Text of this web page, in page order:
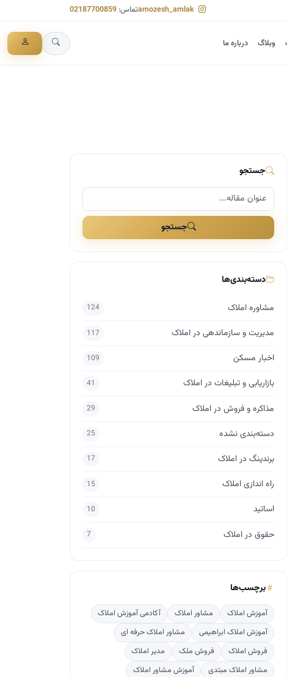
تماس: 02187700859
وبلاگ درباره ما
جستجو
جستجو
دسته‌بندی‌ها
مشاوره املاک 124
مدیریت و سازماندهی در املاک 117
اخبار مسکن 109
بازاریابی و تبلیغات در املاک 41
مذاکره و فروش در املاک 29
دسته‌بندی نشده 25
برندینگ در املاک 17
راه اندازی املاک 15
اساتید 10
حقوق در املاک 7
برچسب‌ها
آموزش املاک مشاور املاک
آکادمی آموزش املاک
آموزش املاک ابراهیمی
مشاور املاک حرفه ای
فروش املاک
فروش ملک
مدیر املاک
مشاور املاک مبتدی
آموزش مشاور املاک